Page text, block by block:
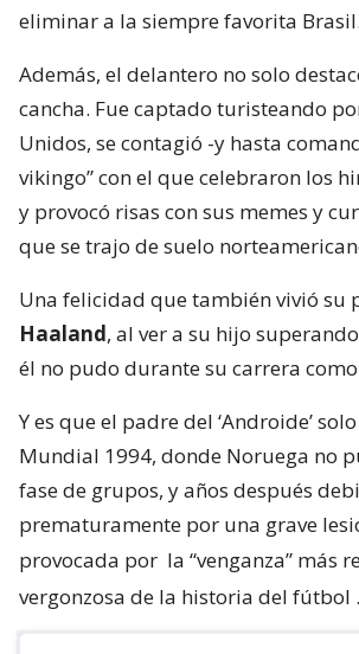
eliminar a la siempre favorita Brasil.
Además, el delantero no solo
cancha. Fue captado turisteando
Unidos, se contagió -y hasta
vikingo” con el que celebraron los
y provocó risas con sus memes y
que se trajo de suelo
Una felicidad que también vivió su
Haaland, al ver a su hijo
él no pudo durante su carrera
Y es que el padre del ‘Androide’
Mundial 1994, donde Noruega no
fase de grupos, y años después
prematuramente por una grave
provocada por la “venganza” más
vergonzosa de la historia del fútbol .